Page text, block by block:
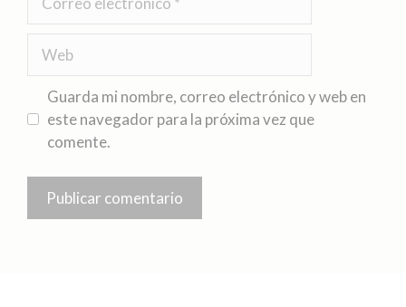
Guarda mi nombre, correo electrónico y web en
este navegador para la próxima vez que
comente.